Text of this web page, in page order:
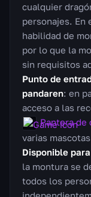
cualquier
personajes. En
habilidad de
por lo que la
sin requisitos
Punto de
pandaren: en
acceso a las
Pantera de
varias
Disponible
la montura se
todos los